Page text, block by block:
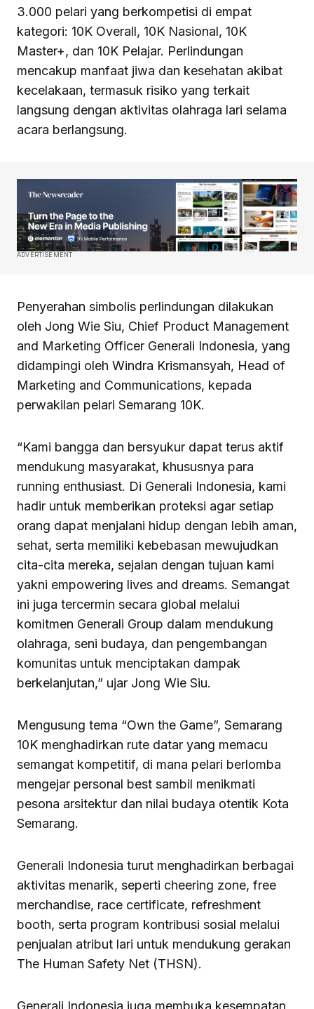
3.000 pelari yang berkompetisi di empat
kategori: 10K Overall, 10K Nasional, 10K
Master+, dan 10K Pelajar. Perlindungan
mencakup manfaat jiwa dan kesehatan akibat
kecelakaan, termasuk risiko yang terkait
langsung dengan aktivitas olahraga lari selama
acara berlangsung.
ADVERTISEMENT
Penyerahan simbolis perlindungan dilakukan
oleh Jong Wie Siu, Chief Product Management
and Marketing Officer Generali Indonesia, yang
didampingi oleh Windra Krismansyah, Head of
Marketing and Communications, kepada
perwakilan pelari Semarang 10K.
“Kami bangga dan bersyukur dapat terus aktif
mendukung masyarakat, khususnya para
running enthusiast. Di Generali Indonesia, kami
hadir untuk memberikan proteksi agar setiap
orang dapat menjalani hidup dengan lebih aman,
sehat, serta memiliki kebebasan mewujudkan
cita-cita mereka, sejalan dengan tujuan kami
yakni empowering lives and dreams. Semangat
ini juga tercermin secara global melalui
komitmen Generali Group dalam mendukung
olahraga, seni budaya, dan pengembangan
komunitas untuk menciptakan dampak
berkelanjutan,” ujar Jong Wie Siu.
Mengusung tema “Own the Game”, Semarang
10K menghadirkan rute datar yang memacu
semangat kompetitif, di mana pelari berlomba
mengejar personal best sambil menikmati
pesona arsitektur dan nilai budaya otentik Kota
Semarang.
Generali Indonesia turut menghadirkan berbagai
aktivitas menarik, seperti cheering zone, free
merchandise, race certificate, refreshment
booth, serta program kontribusi sosial melalui
penjualan atribut lari untuk mendukung gerakan
The Human Safety Net (THSN).
Generali Indonesia juga membuka kesempatan